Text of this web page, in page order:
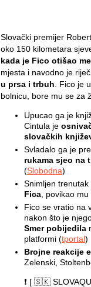
Slovački premijer
oko 150 kilometara
kada je Fico otišao
mjesta i navodno je
u prsa i trbuh . Fico je
bolnicu, bore mu se za
Upucao ga je
Cintula je
slovačkih
Svladalo ga je
rukama sjeo na
(Slobodna)
Snimljen trenutak
Fica , povikao
Fico se vratio na
nakon što je
Smer pobijedila
platformi (tportal)
Brojne reakcije
Zelenski,
❗️ [ 🇸🇰